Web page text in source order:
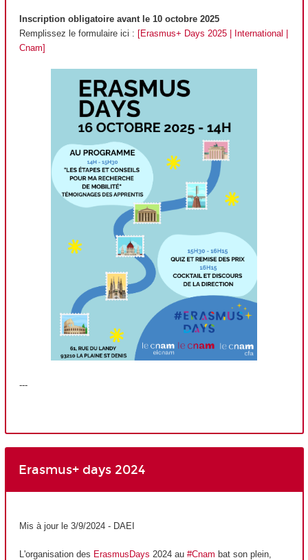
Inscription obligatoire avant le 10 octobre 2025
Remplissez le formulaire ici : [Erasmus+ Days 2025 | International |
Cnam]
---
Erasmus+ days 2024
Mis à jour le 3/9/2024 - DAEI
L'organisation des ErasmusDays 2024 au #Cnam bat son plein,